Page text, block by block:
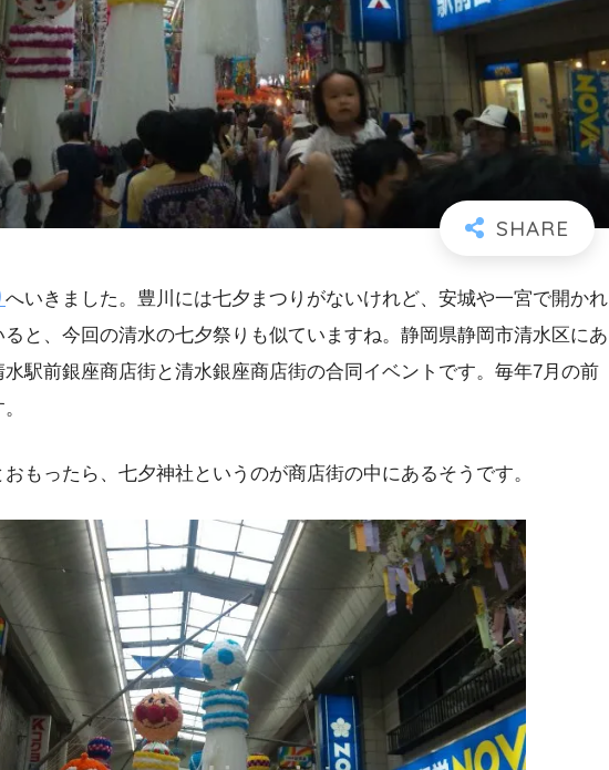
へいきました。豊川には七夕まつりがないけれど、安城や一宮で開かれ
と、今回の清水の七夕祭りも似ていますね。静岡県静岡市清水区にあ
駅前銀座商店街と清水銀座商店街の合同イベントです。毎年7月の前
もったら、七夕神社というのが商店街の中にあるそうです。